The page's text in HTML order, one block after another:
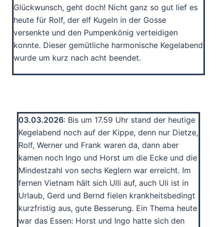
Glückwunsch, geht doch! Nicht ganz so gut lief es
heute für Rolf, der elf Kugeln in der Gosse
versenkte und den Pumpenkönig verteidigen
konnte. Dieser gemütliche harmonische Kegelabend
wurde um kurz nach acht beendet.
03.03.2026: Bis um 17.59 Uhr stand der heutige
Kegelabend noch auf der Kippe, denn nur Dietze,
Rolf, Werner und Frank waren da, dann aber
kamen noch Ingo und Horst um die Ecke und die
Mindestzahl von sechs Keglern war erreicht. Im
fernen Vietnam hält sich Ulli auf, auch Uli ist in
Urlaub, Gerd und Bernd fielen krankheitsbedingt
kurzfristig aus, gute Besserung. Ein Thema heute
war das Essen: Horst und Ingo hatte sich den